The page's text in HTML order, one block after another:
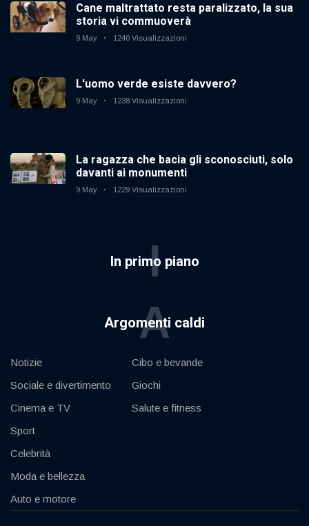
Cane maltrattato resta paralizzato, la sua
storia vi commuoverà
9 May 1240 Visualizzazioni
L'uomo verde esiste davvero?
9 May 1238 Visualizzazioni
La ragazza che bacia gli sconosciuti, solo
davanti ai monumenti
9 May 1229 Visualizzazioni
In primo piano
I
Argomenti caldi
A
Notizie
Sociale e divertimento
Cinema e TV
Sport
Celebrità
Moda e bellezza
Auto e motore
Cibo e bevande
Giochi
Salute e fitness